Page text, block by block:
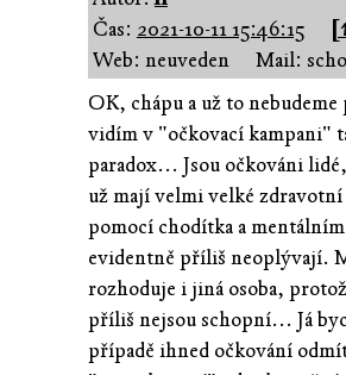
Čas: 2021-10-11 15:46:15
Web: neuveden
Mail:
OK, chápu a už to
vidím v "očkovací kampani"
paradox... Jsou očkováni
už mají velmi velké
pomocí chodítka a
evidentně příliš neoplývají.
rozhoduje i jiná osoba,
příliš nejsou schopní... Já
případě ihned očkování